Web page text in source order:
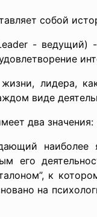
собой
- ведущий) -
лидера,
виде
два значения:
наиболее
его
к
на